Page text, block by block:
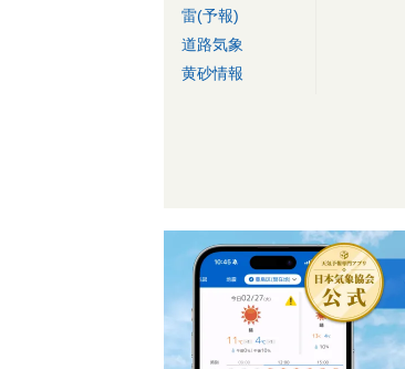
雷(予報)
道路気象
黄砂情報